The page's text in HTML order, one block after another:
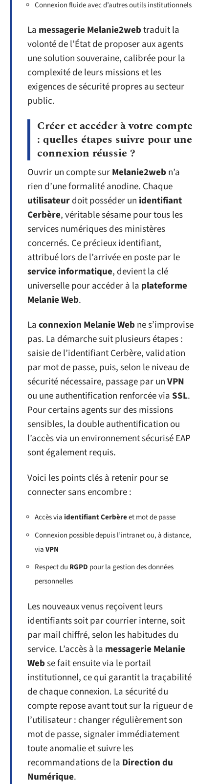
Connexion fluide avec d’autres outils institutionnels
La messagerie Melanie2webtraduit la
volonté de l’État de proposer aux agents
une solution souveraine, calibrée pour la
complexité de leurs missions et les
exigences de sécurité propres au secteur
public.
Créer et accéder à votre compte
: quelles étapes suivre pour une
connexion réussie ?
Ouvrir un compte surMelanie2web n’a
rien d’une formalité anodine. Chaque
utilisateurdoit posséder un identifiant
Cerbère, véritable sésame pour tous les
services numériques des ministères
concernés. Ce précieux identifiant,
attribué lors de l’arrivée en poste par le
service informatique, devient la clé
universelle pour accéder à la plateforme
Melanie Web.
Laconnexion Melanie Web ne s’improvise
pas. La démarche suit plusieurs étapes :
saisie de l’identifiant Cerbère, validation
par mot de passe, puis, selon le niveau de
sécurité nécessaire, passage par unVPN
ou une authentification renforcée viaSSL.
Pour certains agents sur des missions
sensibles, la double authentification ou
l’accès via un environnement sécurisé EAP
sont également requis.
Voici les points clés à retenir pour se
connecter sans encombre :
Accès viaidentifiant Cerbèreet mot de passe
Connexion possible depuis l’intranet ou, à distance,
viaVPN
Respect du RGPD pour la gestion des données
personnelles
Les nouveaux venus reçoivent leurs
identifiants soit par courrier interne, soit
par mail chiffré, selon les habitudes du
service. L’accès à la messagerie Melanie
Webse fait ensuite via le portail
institutionnel, ce qui garantit la traçabilité
de chaque connexion. La sécurité du
compte repose avant tout sur la rigueur de
l’utilisateur : changer régulièrement son
mot de passe, signaler immédiatement
toute anomalie et suivre les
recommandations de la Direction du
Numérique.